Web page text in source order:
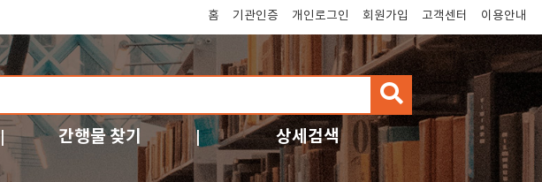
홈 기관인증 개인로그인 회원가입 고객센터 이용안내
검
색
간행물 찾기 상세검색